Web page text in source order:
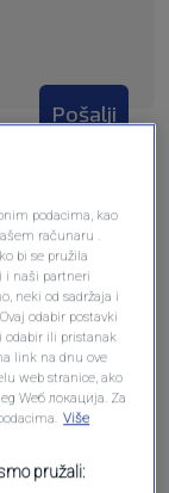
Pošalji
podacima, kao
računaru .
bi se pružila
i naši partneri
neki od sadržaja i
odabir postavki
ili pristanak
link na dnu ove
web stranice, ako
Wеб локација. Za
Više
pružali: